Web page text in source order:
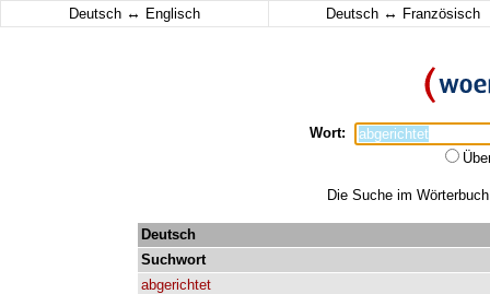
Deutsch ↔ Englisch Deutsch ↔ Französisch
Wort:
Die Suche im
Deutsch
Suchwort
abgerichtet